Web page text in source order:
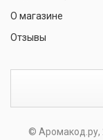
О магазине
Отзывы
© Аромакод.ру,